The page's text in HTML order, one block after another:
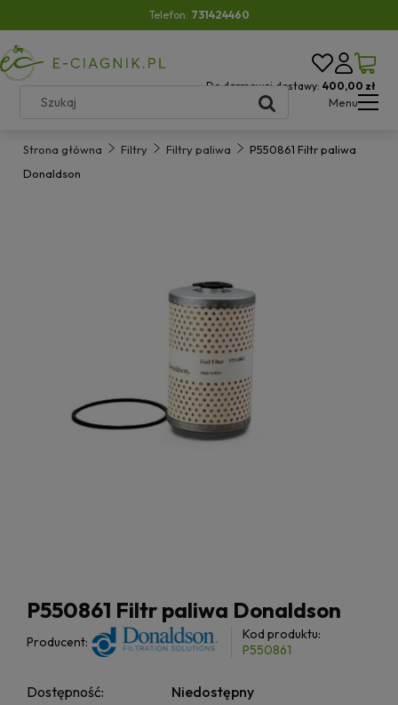
Telefon: 731424460
Do darmowej dostawy: 400,00 zł
Menu
Strona główna Filtry Filtry paliwa
P550861 Filtr paliwa
Donaldson
P550861 Filtr paliwa Donaldson
Producent:
Kod produktu:
P550861
Dostępność: Niedostępny